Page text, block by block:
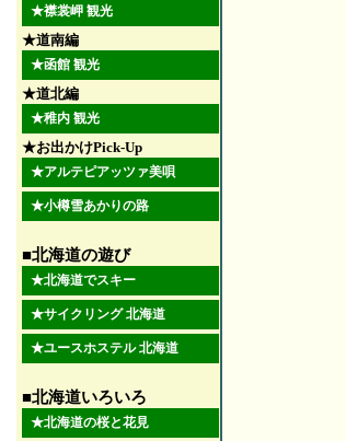
★襟裳岬 観光
★道南編
★函館 観光
★道北編
★稚内 観光
★お出かけPick-Up
★アルテピアッツァ美唄
★小樽雪あかりの路
■北海道の遊び
★北海道でスキー
★サイクリング 北海道
★ユースホステル 北海道
■北海道いろいろ
★北海道の桜と花見